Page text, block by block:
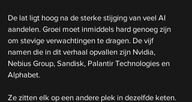
De lat ligt hoog na de sterke stijging van veel AI
aandelen. Groei moet inmiddels hard genoeg zijn
om stevige verwachtingen te dragen. De vijf
namen die in dit verhaal opvallen zijn Nvidia,
Nebius Group, Sandisk, Palantir Technologies en
Alphabet.
Ze zitten elk op een andere plek in dezelfde keten.